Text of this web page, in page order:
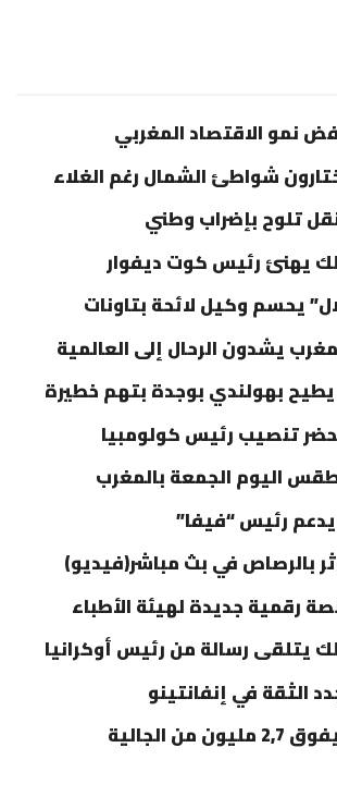
نمو الاقتصاد المغربي
شواطئ الشمال رغم الغلاء
تلوح بإضراب وطني
يهنئ رئيس كوت ديفوار
يحسم وكيل لائحة بتاونات
يشدون الرحال إلى العالمية
يطيح بهولندي بوجدة بتهم خطيرة
تنصيب رئيس كولومبيا
اليوم الجمعة بالمغرب
يدعم رئيس “فيفا”
بالرصاص في بث مباشر(فيديو)
رقمية جديدة لهيئة الأطباء
يتلقى رسالة من رئيس أوكرانيا
الثقة في إنفانتينو
من الجالية